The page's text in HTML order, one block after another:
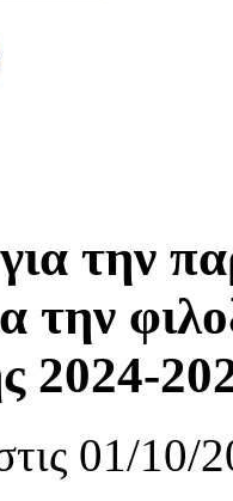
την
την
2024-
01/10/